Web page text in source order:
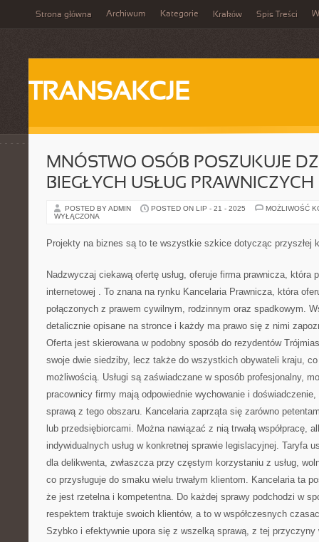
Strona główna Archiwum Kategorie Kraków Spis Treści
TRANSAKCJE
MNÓSTWO OSÓB POSZUKUJE
BIEGŁYCH USŁUG PRAWNICZYCH
POSTED BY ADMIN POSTED ON LIP - 21 - 2025
MOŻLIWOŚĆ
WYŁĄCZONA
Projekty na biznes są to te wszystkie szkice dotycząc przyszłej
Nadzwyczaj ciekawą ofertę usług, oferuje firma prawnicza, która
internetowej . To znana na rynku Kancelaria Prawnicza, która
połączonych z prawem cywilnym, rodzinnym oraz spadkowym.
detalicznie opisane na stronce i każdy ma prawo się z nimi
Oferta jest skierowana w podobny sposób do rezydentów
swoje dwie siedziby, lecz także do wszystkich obywateli kraju, co
możliwością. Usługi są zaświadczane w sposób profesjonalny,
pracownicy firmy mają odpowiednie wychowanie i
sprawą z tego obszaru. Kancelaria zaprząta się zarówno
lub przedsiębiorcami. Można nawiązać z nią trwałą współpracę,
indywidualnych usług w konkretnej sprawie legislacyjnej. Taryfa
dla delikwenta, zwłaszcza przy częstym korzystaniu z usług,
co przysługuje do smaku wielu trwałym klientom. Kancelaria ta
że jest rzetelna i kompetentna. Do każdej sprawy podchodzi w
respektem traktuje swoich klientów, a to w współczesnych
Szybko i efektywnie upora się z wszelką sprawą, z tej przyczyny